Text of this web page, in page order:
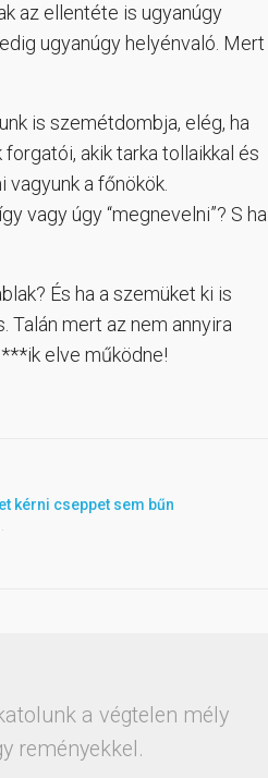
az ellentéte is ugyanúgy
ugyanúgy helyénvaló. Mert
is szemétdombja, elég, ha
akik tarka tollaikkal és
a főnökök.
vagy úgy “megnevelni”? S ha
És ha a szemüket ki is
Talán mert az nem annyira
elve működne!
kérni cseppet sem bűn
a végtelen mély
reményekkel.